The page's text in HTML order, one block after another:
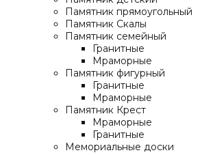
Памятник прямоугольный
Памятник Скалы
Памятник семейный
Гранитные
Мраморные
Памятник фигурный
Гранитные
Мраморные
Памятник Крест
Мраморные
Гранитные
Мемориальные доски